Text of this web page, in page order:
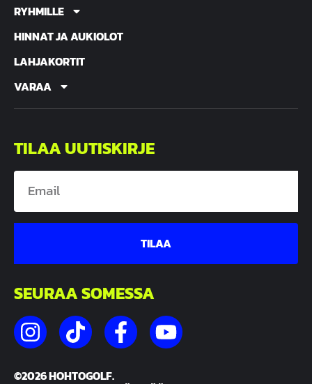
RYHMILLE
HINNAT JA AUKIOLOT
LAHJAKORTIT
VARAA
TILAA UUTISKIRJE
TILAA
SEURAA SOMESSA
©2026 HOHTOGOLF.